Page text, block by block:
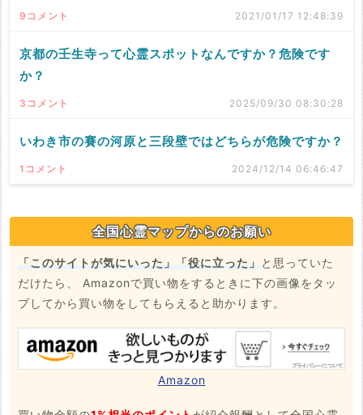
9コメント 2021/01/17 12:48:39
京都の壬生寺って心霊スポットなんですか？危険です
か？
3コメント 2025/09/30 08:30:28
いわき市の賽の河原と三段壁ではどちらが危険ですか？
1コメント 2024/12/14 06:46:47
全国心霊マップからのお願い
「このサイトが気にいった」「役に立った」と思っていた
だけたら、 Amazonで買い物をするときに下の画像をタッ
プしてから買い物をしてもらえると助かります。
Amazon